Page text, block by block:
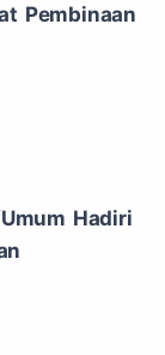
Pembinaan
Hadiri